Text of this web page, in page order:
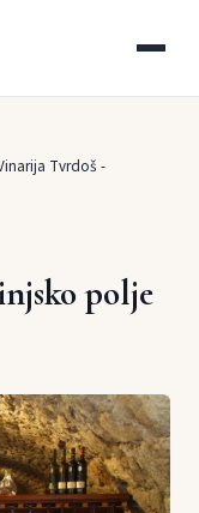
Tvrdoš -
polje